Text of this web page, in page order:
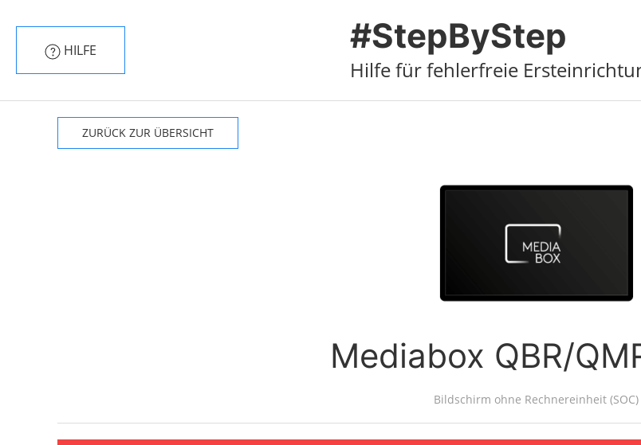
HILFE #StepByStep
Hilfe für fehlerfreie
ZURÜCK ZUR ÜBERSICHT
Mediabox QBR/
Bildschirm ohne Rechnereinheit (SOC)